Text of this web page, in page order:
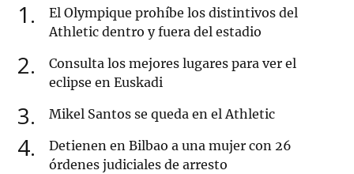
1
El Olympique prohíbe los distintivos del
Athletic dentro y fuera del estadio
2
Consulta los mejores lugares para ver el
eclipse en Euskadi
3 Mikel Santos se queda en el Athletic
4
Detienen en Bilbao a una mujer con 26
órdenes judiciales de arresto